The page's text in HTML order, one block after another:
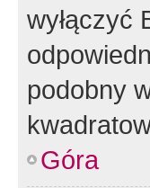
wyłączyć
podobny
Góra